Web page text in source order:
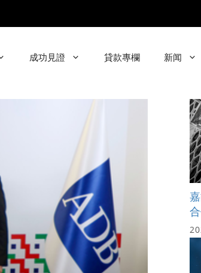
成功見證 貸款專欄 新闻